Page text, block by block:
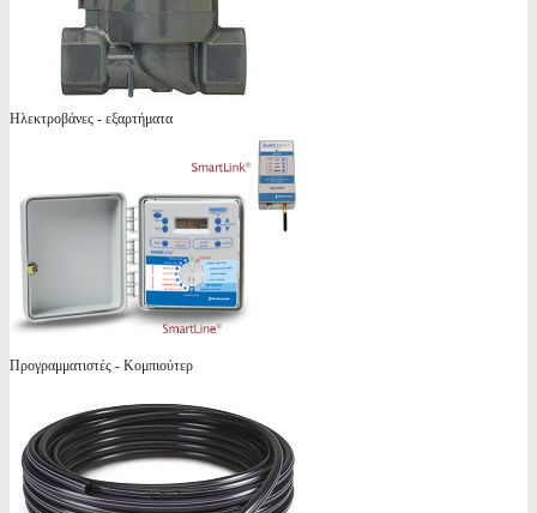
Ηλεκτροβάνες - εξαρτήματα
Προγραμματιστές - Κομπιούτερ